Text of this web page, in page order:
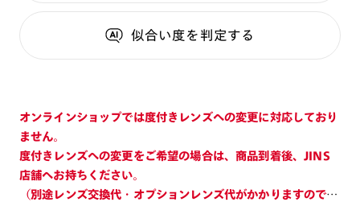
似合い度を判定する
オンラインショップでは度付きレンズへの変更に対応しており
ません。
度付きレンズへの変更をご希望の場合は、商品到着後、JINS
店舗へお持ちください。
（別途レンズ交換代・オプションレンズ代がかかりますのでご